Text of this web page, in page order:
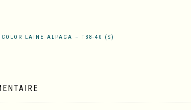
LAINE ALPAGA – T38-40 (S)